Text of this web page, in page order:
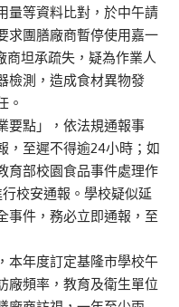
量等資料比對，於中午請
求團膳廠商暫停使用嘉一
商坦承疏失，疑為作業人
檢測，造成食材異物發
。
要點」，依法規通報事
，至遲不得逾24小時；如
育部校園食品事件處理作
校安通報。學校疑似延
事件，務必立即通報，至
本年度訂定基隆市學校午
廠頻率，教育及衛生單位